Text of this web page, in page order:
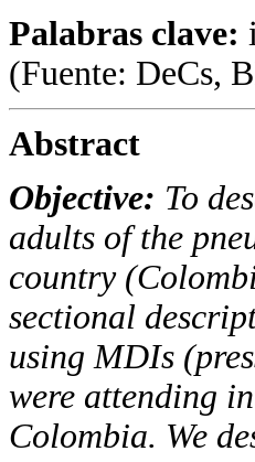
Palabras clave:
(Fuente: DeCs,
Abstract
Objective: To
adults of the
country
sectional
using MDIs
were attending
Colombia. We